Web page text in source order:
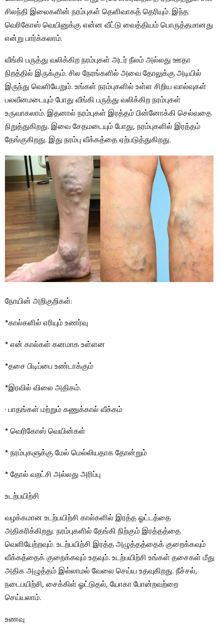
சிலந்தி இலைகளின் நரம்புகள் தெளிவாகத் தெரியும். இந்த
வெரிகோஸ் வெயினுக்கு என்ன வீட்டு வைத்தியம் பொருத்தமானது
என்று பார்க்கலாம்.
வீங்கி பருத்து வலிக்கிற நரம்புகள் அடர் நீலம் அல்லது ஊதா
நிறத்தில் இருக்கும். சில நேரங்களில் அவை தோலுக்கு அடியில்
இருந்து வெளியேறும். உங்கள் நரம்புகளில் உள்ள சிறிய வால்வுகள்
பலவீனமடையும் போது வீங்கி பருத்து வலிக்கிற நரம்புகள்
உருவாகலாம். இதனால் நரம்புகள் இரத்தம் பின்னோக்கி செல்வதை
நிறுத்துகிறது. இவை சேதமடையும் போது, ​​நரம்புகளில் இரத்தம்
தேங்குகிறது. இது நரம்பு வீக்கத்தை ஏற்படுத்துகிறது.
நோயின் அறிகுறிகள்:
*கால்களில் எரியும் உணர்வு
* என் கால்கள் கனமாக உள்ளன
*தசை பிடிப்பை உண்டாக்கும்
*இரவில் விலை அதிகம்.
· பாதங்கள் மற்றும் கணுக்கால் வீக்கம்
* வெரிகோஸ் வெயின்கள்
* நரம்புகளுக்கு மேல் மெல்லியதாக தோன்றும்
* தோல் வறட்சி அல்லது அரிப்பு
உடற்பயிற்சி
வழக்கமான உடற்பயிற்சி கால்களில் இரத்த ஓட்டத்தை
அதிகரிக்கிறது. நரம்புகளில் தேங்கி நிற்கும் இரத்தத்தை
வெளியேற்றவும். உடற்பயிற்சி இரத்த அழுத்தத்தைக் குறைக்கவும்
வீக்கத்தைக் குறைக்கவும் உதவும். உடற்பயிற்சி உங்கள் தசைகள் மீது
அதிக அழுத்தம் இல்லாமல் வேலை செய்ய உதவுகிறது. நீச்சல்,
நடைபயிற்சி, சைக்கிள் ஓட்டுதல், யோகா போன்றவற்றை
செய்யலாம்.
உணவு